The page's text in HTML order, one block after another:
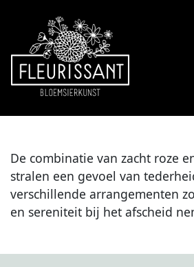
De combinatie van zacht roze
stralen een gevoel van
verschillende arrangementen
en sereniteit bij het afscheid